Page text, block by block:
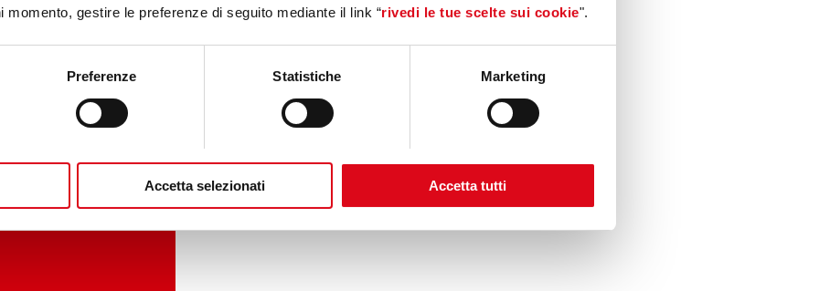
momento, gestire le preferenze di seguito mediante il link “rivedi le tue scelte sui cookie".
Preferenze Statistiche Marketing
Accetta selezionati Accetta tutti